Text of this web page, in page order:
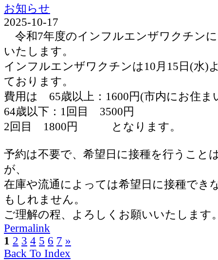
お知らせ
2025-10-17
令和7年度のインフルエンザワクチン
いたします。
インフルエンザワクチンは10月15日(水)
ております。
費用は 65歳以上：1600円(市内にお住ま
64歳以下：1回目 3500円
2回目 1800円 となります。
予約は不要で、希望日に接種を行うこと
が、
在庫や流通によっては希望日に接種でき
もしれません。
ご理解の程、よろしくお願いいたします
Permalink
1 2 3 4 5 6 7 »
Back To Index